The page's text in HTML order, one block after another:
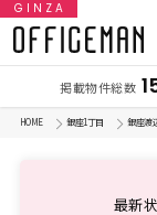
GINZA
掲載物件総数
HOME 銀座1丁目 銀座渡
最新